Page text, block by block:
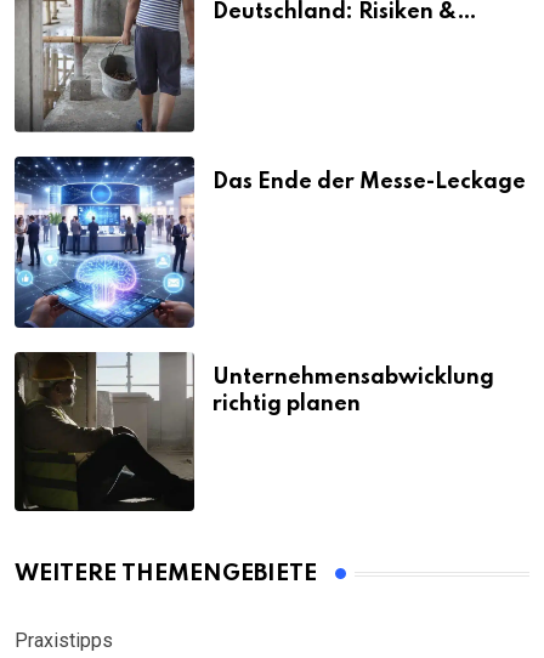
Deutschland: Risiken &
Das Ende der Messe-Leckage
Unternehmensabwicklung
richtig planen
WEITERE THEMENGEBIETE
Praxistipps